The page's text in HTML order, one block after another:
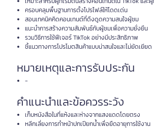
ครอบคลุมพื้นฐานการตั้งโปรไฟล์ให้โดดเด่น
สอนเทคนิคคิดคอนเทนต์ที่ดึงดูดความสนใจผู้ชม
แนะนำการสร้างความสัมพันธ์กับผู้ชมเพื่อความยั่งยืน
รวมวิธีการใช้ฟีเจอร์ TikTok อย่างมีประสิทธิภาพ
ชี้แนวทางการโปรโมตสินค้าแบบน่าสนใจและไม่ยัดเยียด
หมายเหตุและการรับประกัน
-
คำแนะนำและข้อควรระวัง
เก็บหนังสือในที่แห้งและห่างจากแสงแดดโดยตรง
หลีกเลี่ยงการทำหน้าปกเปียกน้ำเพื่อยืดอายุการใช้งาน